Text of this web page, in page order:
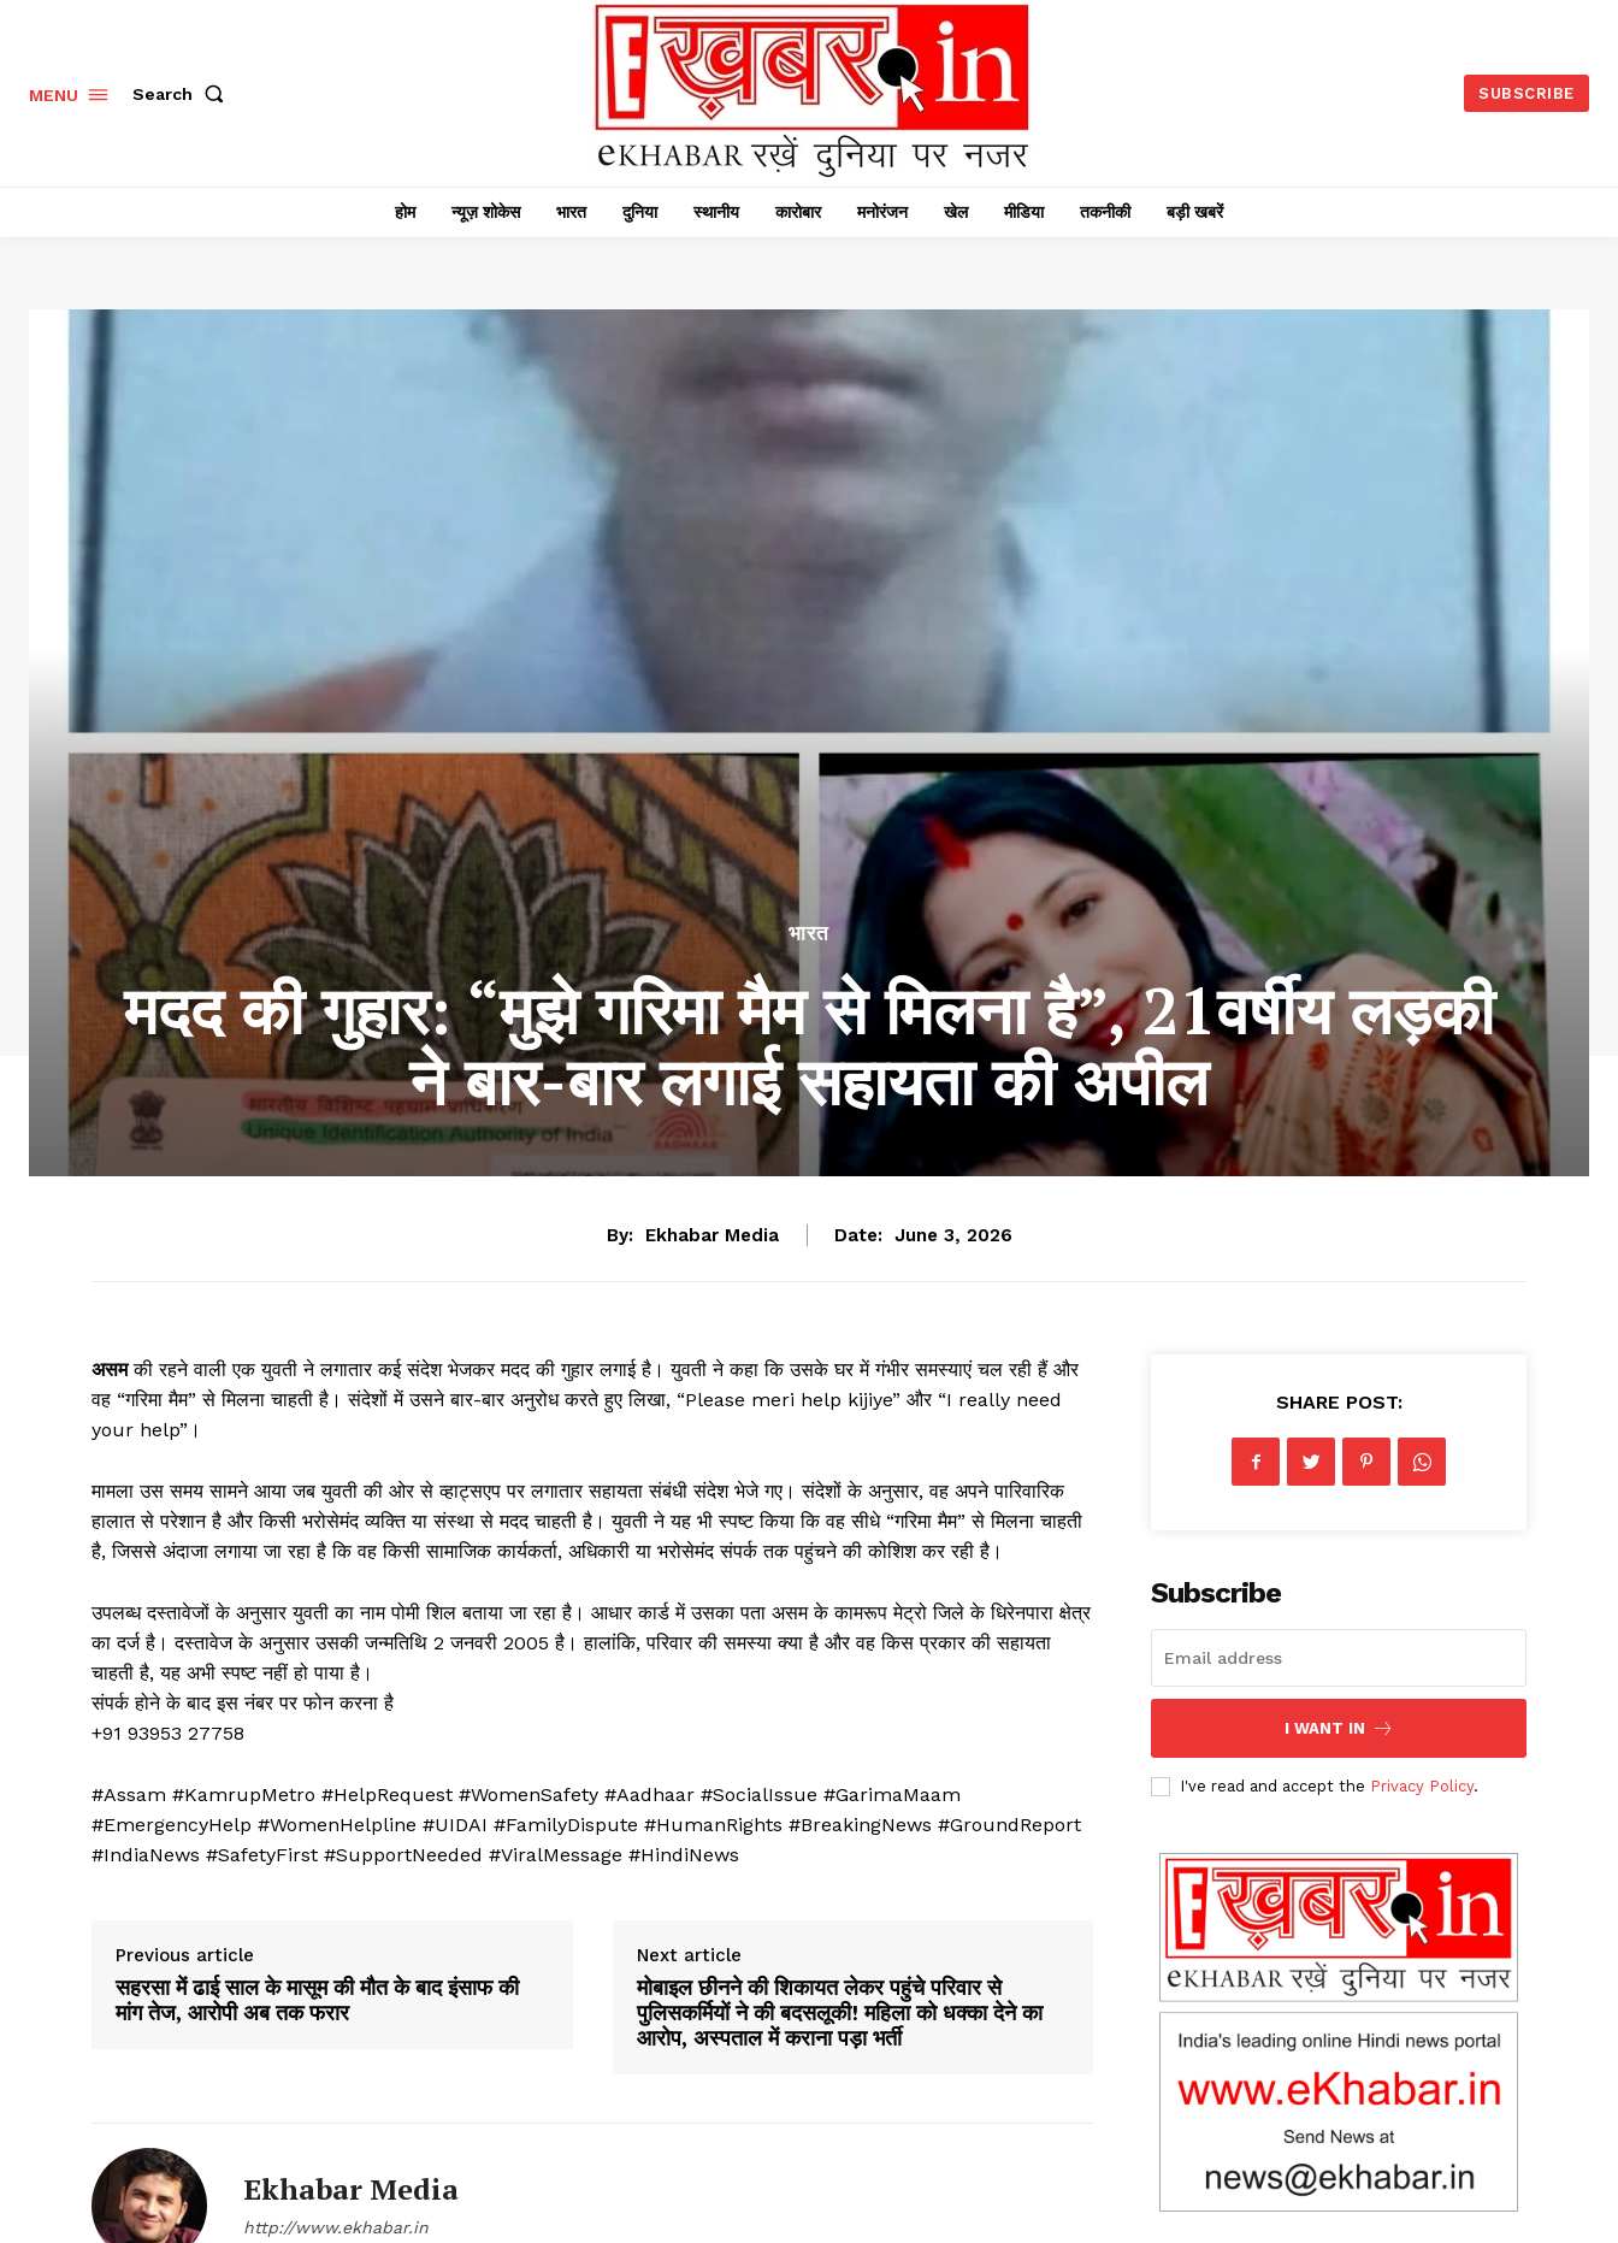
News Week
MENU Search SUBSCRIBE
होम न्यूज़ शोकेस भारत दुनिया स्थानीय कारोबार मनोरंजन खेल मीडिया तकनीकी बड़ी खबरें
भारत
मदद की गुहार: “मुझे गरिमा मैम से मिलना है”, 21वर्षीय लड़की
ने बार-बार लगाई सहायता की अपील
By: Ekhabar Media Date: June 3, 2026
असमकी रहने वाली एक युवती ने लगातार कई संदेश भेजकर मदद की गुहार लगाई है। युवती ने कहा कि उसके घर में गंभीर समस्याएं चल रही हैं और
वह “गरिमा मैम” से मिलना चाहती है। संदेशों में उसने बार-बार अनुरोध करते हुए लिखा, “Please meri help kijiye” और “I really need
your help”।
मामला उस समय सामने आया जब युवती की ओर से व्हाट्सएप पर लगातार सहायता संबंधी संदेश भेजे गए। संदेशों के अनुसार, वह अपने पारिवारिक
हालात से परेशान है और किसी भरोसेमंद व्यक्ति या संस्था से मदद चाहती है। युवती ने यह भी स्पष्ट किया कि वह सीधे “गरिमा मैम” से मिलना चाहती
है, जिससे अंदाजा लगाया जा रहा है कि वह किसी सामाजिक कार्यकर्ता, अधिकारी या भरोसेमंद संपर्क तक पहुंचने की कोशिश कर रही है।
उपलब्ध दस्तावेजों के अनुसार युवती का नाम पोमी शिल बताया जा रहा है। आधार कार्ड में उसका पता असम के कामरूप मेट्रो जिले के धिरेनपारा क्षेत्र
का दर्ज है। दस्तावेज के अनुसार उसकी जन्मतिथि 2 जनवरी 2005 है। हालांकि, परिवार की समस्या क्या है और वह किस प्रकार की सहायता
चाहती है, यह अभी स्पष्ट नहीं हो पाया है।
संपर्क होने के बाद इस नंबर पर फोन करना है
+91 93953 27758
#Assam #KamrupMetro #HelpRequest #WomenSafety #Aadhaar #SocialIssue #GarimaMaam
#EmergencyHelp #WomenHelpline #UIDAI #FamilyDispute #HumanRights #BreakingNews #GroundReport
#IndiaNews #SafetyFirst #SupportNeeded #ViralMessage #HindiNews
Previous article
सहरसा में ढाई साल के मासूम की मौत के बाद इंसाफ की
मांग तेज, आरोपी अब तक फरार
Next article
मोबाइल छीनने की शिकायत लेकर पहुंचे परिवार से
पुलिसकर्मियों ने की बदसलूकी! महिला को धक्का देने का
आरोप, अस्पताल में कराना पड़ा भर्ती
Ekhabar Media
http://www.ekhabar.in
SHARE POST:
Subscribe
I WANT IN
I've read and accept the Privacy Policy.